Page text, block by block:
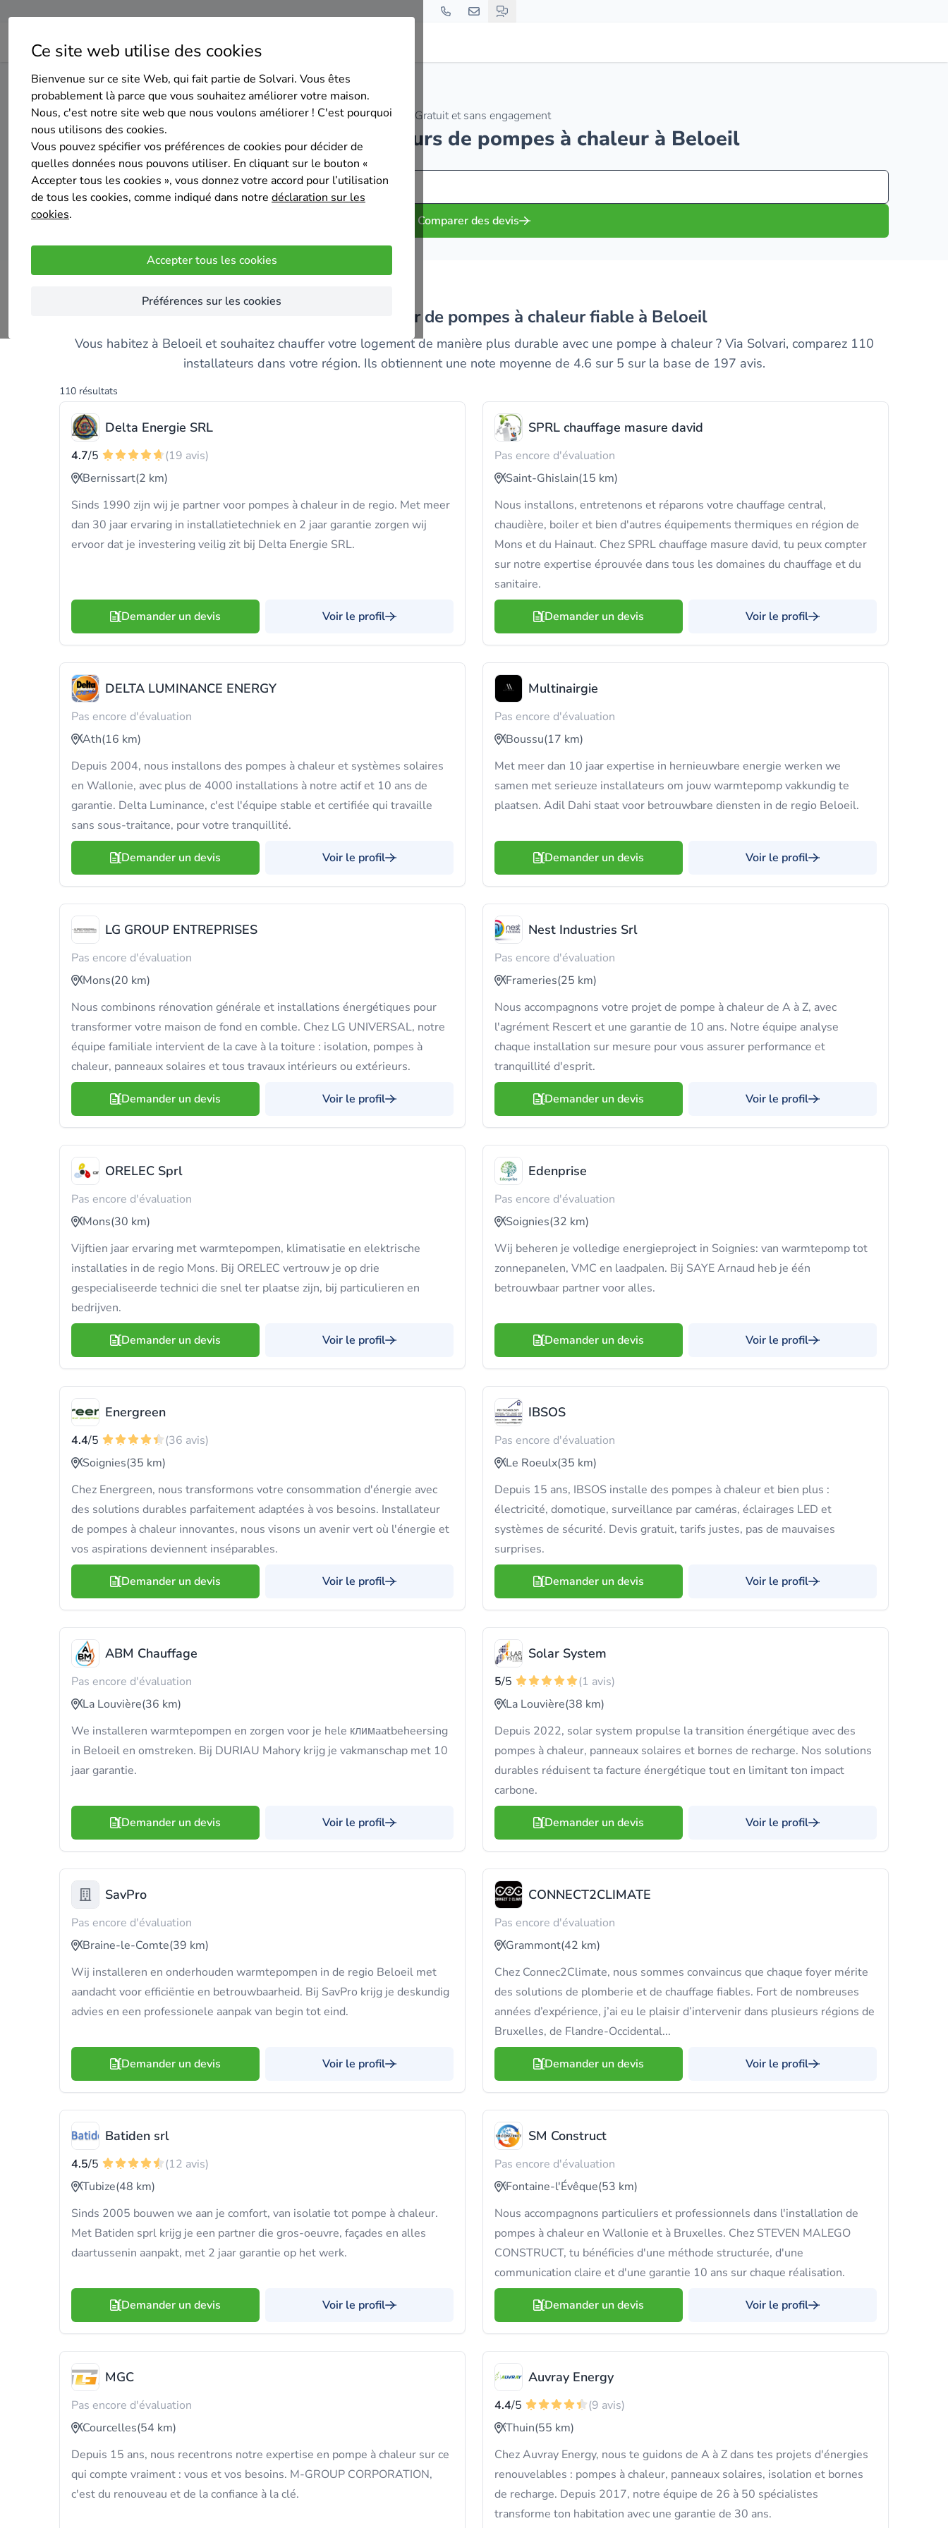
Ce site web utilise des cookies
Bienvenue sur ce site Web, qui fait partie de Solvari. Vous êtes
probablement là parce que vous souhaitez améliorer votre maison.
Nous, c'est notre site web que nous voulons améliorer ! C'est pourquoi
nous utilisons des cookies.
Vous pouvez spécifier vos préférences de cookies pour décider de
quelles données nous pouvons utiliser. En cliquant sur le bouton «
Accepter tous les cookies », vous donnez votre accord pour l’utilisation
de tous les cookies, comme indiqué dans notre déclaration sur les
cookies.
Accepter tous les cookies
Préférences sur les cookies
Home Pompe à chaleur Hainaut Beloeil
Gratuit et sans engagement
Top 20 des installateurs de pompes à chaleur à Beloeil
Comparer des devis
Trouvez un installateur de pompes à chaleur fiable à Beloeil
Vous habitez à Beloeil et souhaitez chauffer votre logement de manière plus durable avec une pompe à chaleur ? Via Solvari, comparez 110
installateurs dans votre région. Ils obtiennent une note moyenne de 4.6 sur 5 sur la base de 197 avis.
110 résultats
Delta Energie SRL
4.7/5
(19 avis)
Bernissart(2 km)
Sinds 1990 zijn wij je partner voor pompes à chaleur in de regio. Met meer
dan 30 jaar ervaring in installatietechniek en 2 jaar garantie zorgen wij
ervoor dat je investering veilig zit bij Delta Energie SRL.
Demander un devis Voir le profil
SPRL chauffage masure david
Pas encore d'évaluation
Saint-Ghislain(15 km)
Nous installons, entretenons et réparons votre chauffage central,
chaudière, boiler et bien d'autres équipements thermiques en région de
Mons et du Hainaut. Chez SPRL chauffage masure david, tu peux compter
sur notre expertise éprouvée dans tous les domaines du chauffage et du
sanitaire.
Demander un devis Voir le profil
DELTA LUMINANCE ENERGY
Pas encore d'évaluation
Ath(16 km)
Depuis 2004, nous installons des pompes à chaleur et systèmes solaires
en Wallonie, avec plus de 4000 installations à notre actif et 10 ans de
garantie. Delta Luminance, c'est l'équipe stable et certifiée qui travaille
sans sous-traitance, pour votre tranquillité.
Demander un devis Voir le profil
Multinairgie
Pas encore d'évaluation
Boussu(17 km)
Met meer dan 10 jaar expertise in hernieuwbare energie werken we
samen met serieuze installateurs om jouw warmtepomp vakkundig te
plaatsen. Adil Dahi staat voor betrouwbare diensten in de regio Beloeil.
Demander un devis Voir le profil
LG GROUP ENTREPRISES
Pas encore d'évaluation
Mons(20 km)
Nous combinons rénovation générale et installations énergétiques pour
transformer votre maison de fond en comble. Chez LG UNIVERSAL, notre
équipe familiale intervient de la cave à la toiture : isolation, pompes à
chaleur, panneaux solaires et tous travaux intérieurs ou extérieurs.
Demander un devis Voir le profil
Nest Industries Srl
Pas encore d'évaluation
Frameries(25 km)
Nous accompagnons votre projet de pompe à chaleur de A à Z, avec
l'agrément Rescert et une garantie de 10 ans. Notre équipe analyse
chaque installation sur mesure pour vous assurer performance et
tranquillité d'esprit.
Demander un devis Voir le profil
ORELEC Sprl
Pas encore d'évaluation
Mons(30 km)
Vijftien jaar ervaring met warmtepompen, klimatisatie en elektrische
installaties in de regio Mons. Bij ORELEC vertrouw je op drie
gespecialiseerde technici die snel ter plaatse zijn, bij particulieren en
bedrijven.
Demander un devis Voir le profil
Edenprise
Pas encore d'évaluation
Soignies(32 km)
Wij beheren je volledige energieproject in Soignies: van warmtepomp tot
zonnepanelen, VMC en laadpalen. Bij SAYE Arnaud heb je één
betrouwbaar partner voor alles.
Demander un devis Voir le profil
Energreen
4.4/5
(36 avis)
Soignies(35 km)
Chez Energreen, nous transformons votre consommation d'énergie avec
des solutions durables parfaitement adaptées à vos besoins. Installateur
de pompes à chaleur innovantes, nous visons un avenir vert où l'énergie et
vos aspirations deviennent inséparables.
Demander un devis Voir le profil
IBSOS
Pas encore d'évaluation
Le Roeulx(35 km)
Depuis 15 ans, IBSOS installe des pompes à chaleur et bien plus :
électricité, domotique, surveillance par caméras, éclairages LED et
systèmes de sécurité. Devis gratuit, tarifs justes, pas de mauvaises
surprises.
Demander un devis Voir le profil
ABM Chauffage
Pas encore d'évaluation
La Louvière(36 km)
We installeren warmtepompen en zorgen voor je hele климaatbeheersing
in Beloeil en omstreken. Bij DURIAU Mahory krijg je vakmanschap met 10
jaar garantie.
Demander un devis Voir le profil
Solar System
5/5
(1 avis)
La Louvière(38 km)
Depuis 2022, solar system propulse la transition énergétique avec des
pompes à chaleur, panneaux solaires et bornes de recharge. Nos solutions
durables réduisent ta facture énergétique tout en limitant ton impact
carbone.
Demander un devis Voir le profil
SavPro
Pas encore d'évaluation
Braine-le-Comte(39 km)
Wij installeren en onderhouden warmtepompen in de regio Beloeil met
aandacht voor efficiëntie en betrouwbaarheid. Bij SavPro krijg je deskundig
advies en een professionele aanpak van begin tot eind.
Demander un devis Voir le profil
CONNECT2CLIMATE
Pas encore d'évaluation
Grammont(42 km)
Chez Connec2Climate, nous sommes convaincus que chaque foyer mérite
des solutions de plomberie et de chauffage fiables. Fort de nombreuses
années d’expérience, j’ai eu le plaisir d’intervenir dans plusieurs régions de
Bruxelles, de Flandre-Occidental...
Demander un devis Voir le profil
Batiden srl
4.5/5
(12 avis)
Tubize(48 km)
Sinds 2005 bouwen we aan je comfort, van isolatie tot pompe à chaleur.
Met Batiden sprl krijg je een partner die gros-oeuvre, façades en alles
daartussenin aanpakt, met 2 jaar garantie op het werk.
Demander un devis Voir le profil
SM Construct
Pas encore d'évaluation
Fontaine-l'Évêque(53 km)
Nous accompagnons particuliers et professionnels dans l'installation de
pompes à chaleur en Wallonie et à Bruxelles. Chez STEVEN MALEGO
CONSTRUCT, tu bénéficies d'une méthode structurée, d'une
communication claire et d'une garantie 10 ans sur chaque réalisation.
Demander un devis Voir le profil
MGC
Pas encore d'évaluation
Courcelles(54 km)
Depuis 15 ans, nous recentrons notre expertise en pompe à chaleur sur ce
qui compte vraiment : vous et vos besoins. M-GROUP CORPORATION,
c'est du renouveau et de la confiance à la clé.
Auvray Energy
4.4/5
(9 avis)
Thuin(55 km)
Chez Auvray Energy, nous te guidons de A à Z dans tes projets d'énergies
renouvelables : pompes à chaleur, panneaux solaires, isolation et bornes
de recharge. Depuis 2017, notre équipe de 26 à 50 spécialistes
transforme ton habitation avec une garantie de 30 ans.